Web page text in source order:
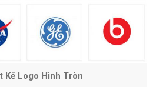
Kế Logo Hình Tròn